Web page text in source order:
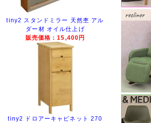
tiny2 スタンドミラー 天然杢 アル
ダー材 オイル仕上げ
販売価格：15,400円
tiny2 ドロアーキャビネット 270